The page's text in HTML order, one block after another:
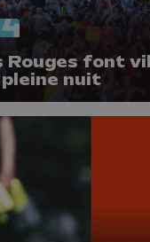
Rouges font
nuit